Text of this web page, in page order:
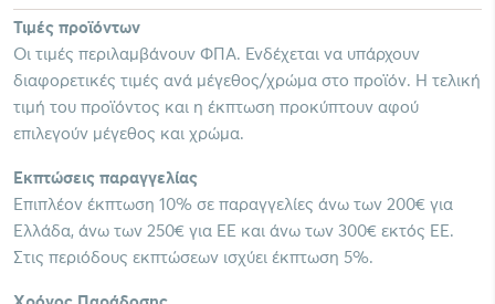
Τιμές προϊόντων
Οι τιμές περιλαμβάνουν ΦΠΑ. Ενδέχεται να υπάρχουν
διαφορετικές τιμές ανά μέγεθος/χρώμα στο προϊόν. Η τελική
τιμή του προϊόντος και η έκπτωση προκύπτουν αφού
επιλεγούν μέγεθος και χρώμα.
Εκπτώσεις παραγγελίας
Επιπλέον έκπτωση 10% σε παραγγελίες άνω των 200€ για
Ελλάδα, άνω των 250€ για ΕΕ και άνω των 300€ εκτός ΕΕ.
Στις περιόδους εκπτώσεων ισχύει έκπτωση 5%.